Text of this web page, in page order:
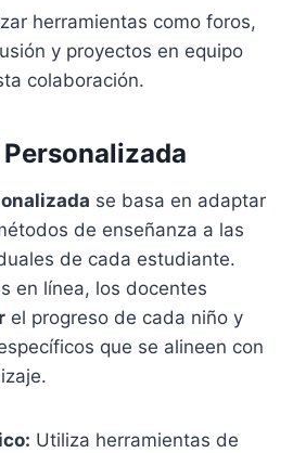
herramientas como foros,
y proyectos en equipo
colaboración.
se basa en adaptar
de enseñanza a las
de cada estudiante.
en línea, los docentes
el progreso de cada niño y
que se alineen con
Utiliza herramientas de